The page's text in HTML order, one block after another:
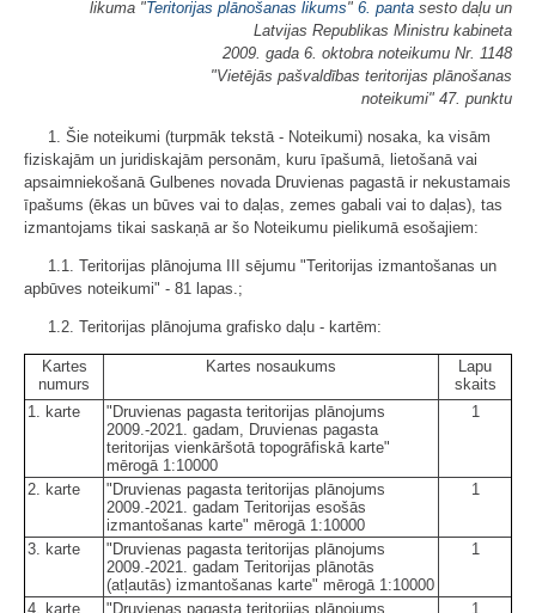
likuma "Teritorijas plānošanas likums" 6. panta sesto daļu un
Latvijas Republikas Ministru kabineta
2009. gada 6. oktobra noteikumu Nr. 1148
"Vietējās pašvaldības teritorijas plānošanas
noteikumi" 47. punktu
1. Šie noteikumi (turpmāk tekstā - Noteikumi) nosaka, ka visām
fiziskajām un juridiskajām personām, kuru īpašumā, lietošanā vai
apsaimniekošanā Gulbenes novada Druvienas pagastā ir nekustamais
īpašums (ēkas un būves vai to daļas, zemes gabali vai to daļas), tas
izmantojams tikai saskaņā ar šo Noteikumu pielikumā esošajiem:
1.1. Teritorijas plānojuma III sējumu "Teritorijas izmantošanas un
apbūves noteikumi" - 81 lapas.;
1.2. Teritorijas plānojuma grafisko daļu - kartēm:
Kartes
numurs
Kartes nosaukums
Lapu
skaits
1. karte
"Druvienas pagasta teritorijas plānojums
2009.-2021. gadam, Druvienas pagasta
teritorijas vienkāršotā topogrāfiskā karte"
mērogā 1:10000
1
2. karte
"Druvienas pagasta teritorijas plānojums
2009.-2021. gadam Teritorijas esošās
izmantošanas karte" mērogā 1:10000
1
3. karte
"Druvienas pagasta teritorijas plānojums
2009.-2021. gadam Teritorijas plānotās
(atļautās) izmantošanas karte" mērogā 1:10000
1
4. karte
"Druvienas pagasta teritorijas plānojums
1